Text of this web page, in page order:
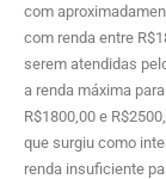
com
com renda entre
serem atendidas
a renda máxima
R$1800,00 e
que surgiu como
renda insuficiente